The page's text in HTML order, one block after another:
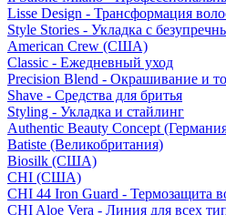
Lisse Design - Трансформация
Style Stories - Укладка с
American Crew (США)
Classic - Ежедневный уход
Precision Blend - Окрашивание и
Shave - Средства для бритья
Styling - Укладка и стайлинг
Authentic Beauty Concept
Batiste (Великобритания)
Biosilk (США)
CHI (США)
CHI 44 Iron Guard - Термозащита
CHI Aloe Vera - Линия для всех